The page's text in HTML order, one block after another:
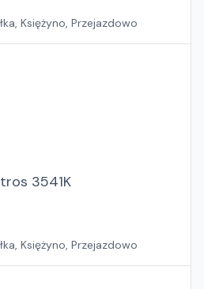
Księżyno, Przejazdowo
3541K
Księżyno, Przejazdowo